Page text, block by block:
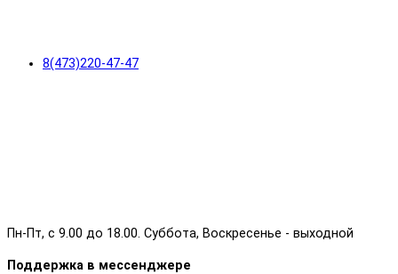
8(473)220-47-47
Пн-Пт, с 9.00 до 18.00. Суббота, Воскресенье - выходной
Поддержка в мессенджере